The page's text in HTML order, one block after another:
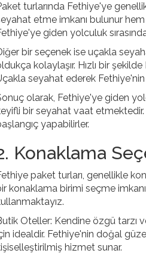
turlarında Fethiye'ye
etme imkanı bulunur
giden yolculuk
bir seçenek ise uçakla
kolaylaşır. Hızlı bir
seyahat ederek
olarak, Fethiye'ye giden
bir seyahat vaat
yapabilirler.
Konaklama
paket turları, genellikle
konaklama birimi seçme
Oteller: Kendine özgü tarzı
idealdir. Fethiye'nin doğal
hizmet sunar.